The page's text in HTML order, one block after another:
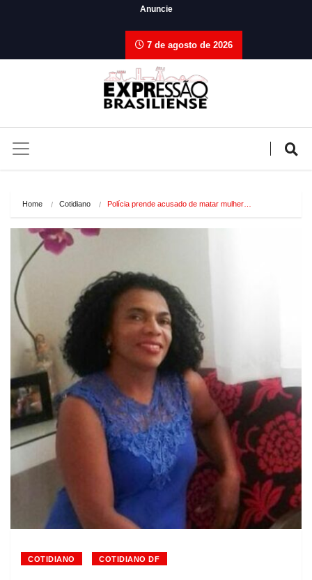
Anuncie
7 de agosto de 2026
Home Cotidiano Polícia prende acusado de matar mulher…
COTIDIANO COTIDIANO DF